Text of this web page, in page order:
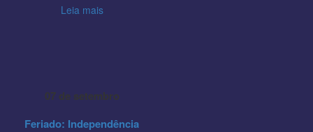
Leia mais
07 de setembro
Feriado: Independência